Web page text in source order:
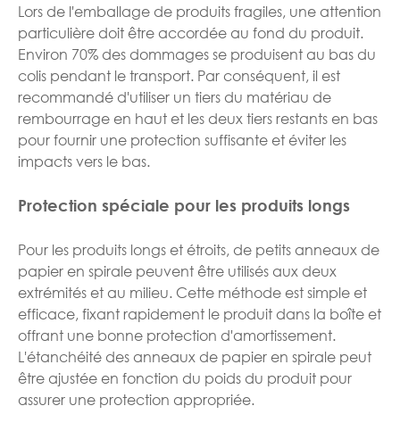
Lors de l'emballage de produits fragiles, une attention
particulière doit être accordée au fond du produit.
Environ 70% des dommages se produisent au bas du
colis pendant le transport. Par conséquent, il est
recommandé d'utiliser un tiers du matériau de
rembourrage en haut et les deux tiers restants en bas
pour fournir une protection suffisante et éviter les
impacts vers le bas.
Protection spéciale pour les produits longs
Pour les produits longs et étroits, de petits anneaux de
papier en spirale peuvent être utilisés aux deux
extrémités et au milieu. Cette méthode est simple et
efficace, fixant rapidement le produit dans la boîte et
offrant une bonne protection d'amortissement.
L'étanchéité des anneaux de papier en spirale peut
être ajustée en fonction du poids du produit pour
assurer une protection appropriée.